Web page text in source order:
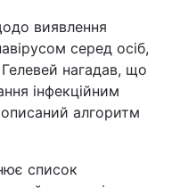
виявлення
серед осіб,
нагадав, що
інфекційним
алгоритм
список